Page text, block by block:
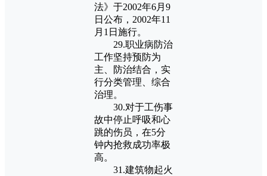
法》于2002年6月9
日公布，2002年11
月1日施行。
29.职业病防治
工作坚持预防为
主、防治结合，实
行分类管理、综合
治理。
30.对于工伤事
故中停止呼吸和心
跳的伤员，在5分
钟内抢救成功率极
高。
31.建筑物起火